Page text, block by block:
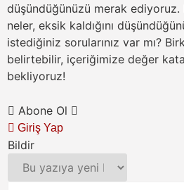
düşündüğünüzü merak ediyoruz.
neler, eksik kaldığını
istediğiniz sorularınız var mı?
belirtebilir, içeriğimize değer
bekliyoruz!
Abone Ol
Giriş Yap
Bildir